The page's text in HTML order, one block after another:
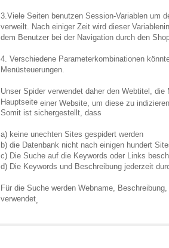
3.Viele Seiten benutzen Session-Variablen um
verweilt. Nach einiger Zeit wird dieser
dem Benutzer bei der Navigation durch den
4. Verschiedene Parameterkombinationen
Menüsteuerungen.
Unser Spider verwendet daher den Webtitel,
Hauptseite einer Website, um diese zu
Somit ist sichergestellt, dass
a) keine unechten Sites gespidert werden
b) die Datenbank nicht nach einigen hundert
c) Die Suche auf die Keywords oder Links
d) Die Keywords und Beschreibung jederzeit
Für die Suche werden Webname,
verwendet,